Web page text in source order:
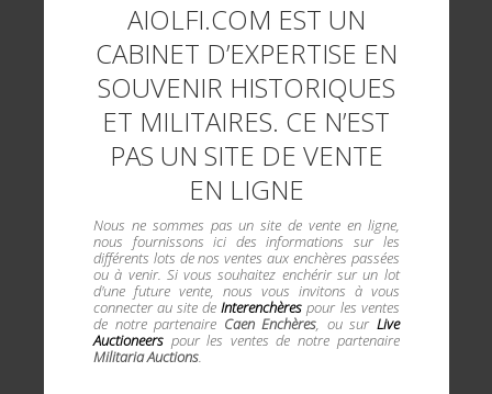
AIOLFI.COM EST UN
CABINET D’EXPERTISE EN
SOUVENIR HISTORIQUES
ET MILITAIRES. CE N’EST
PAS UN SITE DE VENTE
EN LIGNE
Nous ne sommes pas un site de vente en ligne,
nous fournissons ici des informations sur les
différents lots de nos ventes aux enchères passées
ou à venir. Si vous souhaitez enchérir sur un lot
d'une future vente, nous vous invitons à vous
connecter au site deInterenchères pour les ventes
de notre partenaire Caen Enchères, ou sur Live
Auctioneerspour les ventes de notre partenaire
Militaria Auctions.